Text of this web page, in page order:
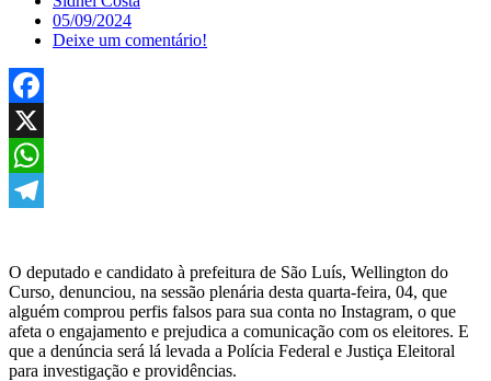
05/09/2024
Deixe um comentário!
Facebook
X
WhatsApp
O deputado e candidato à prefeitura de São Luís, Wellington do
Curso, denunciou, na sessão plenária desta quarta-feira, 04, que
alguém comprou perfis falsos para sua conta no Instagram, o que
afeta o engajamento e prejudica a comunicação com os eleitores. E
que a denúncia será lá levada a Polícia Federal e Justiça Eleitoral
para investigação e providências.